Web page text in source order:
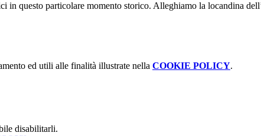
in questo particolare momento storico. Alleghiamo la locandina
ed utili alle finalità illustrate nella COOKIE POLICY.
disabilitarli.